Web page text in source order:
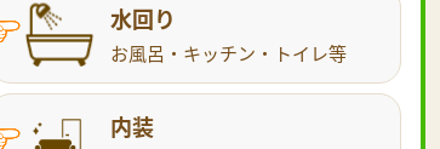
水回り
お風呂・キッチン・トイレ等
内装